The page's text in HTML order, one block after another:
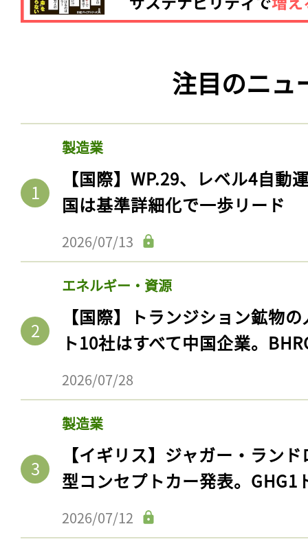
注目のニュ
製造業
【国際】WP.29、レベル4自動
国は基準詳細化で一歩リード
2026/07/13
エネルギー・資源
【国際】トランジション鉱物
ト10社はすべて中国企業。
2026/07/28
製造業
【イギリス】ジャガー・ラン
型コンセプトカー発表。GHG1
2026/07/12